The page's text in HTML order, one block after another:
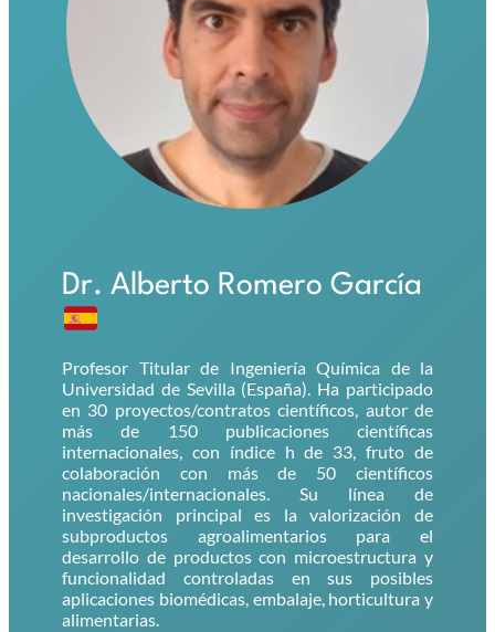
Dr. Alberto Romero García
Profesor Titular de Ingeniería Química de la
Universidad de Sevilla (España). Ha participado
en 30 proyectos/contratos científicos, autor de
más de 150 publicaciones científicas
internacionales, con índice h de 33, fruto de
colaboración con más de 50 científicos
nacionales/internacionales. Su línea de
investigación principal es la valorización de
subproductos agroalimentarios para el
desarrollo de productos con microestructura y
funcionalidad controladas en sus posibles
aplicaciones biomédicas, embalaje, horticultura y
alimentarias.